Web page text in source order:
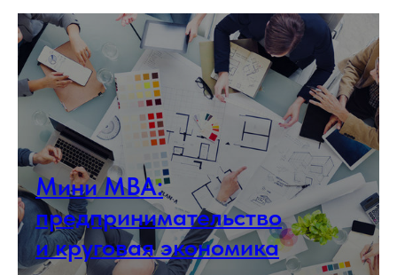
Мини МВА:
предпринимательство
и круговая экономика